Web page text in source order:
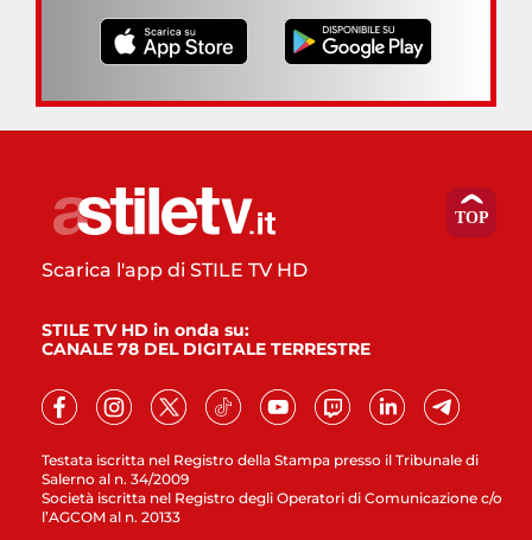
Testata iscritta nel Registro della Stampa presso il Tribunale di
Salerno al n. 34/2009
Società iscritta nel Registro degli Operatori di Comunicazione c/o
l’AGCOM al n. 20133
Scarica l'app di STILE TV HD
STILE TV HD in onda su:
CANALE 78 DEL DIGITALE TERRESTRE